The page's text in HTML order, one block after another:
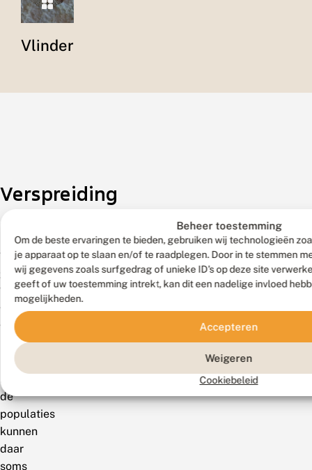
Beheer toestemming
Om de beste ervaringen te bieden, gebruiken wij technologieën
je apparaat op te slaan en/of te raadplegen. Door in te stemmen
wij gegevens zoals surfgedrag of unieke ID's op deze site
geeft of uw toestemming intrekt, kan dit een nadelige invloed
mogelijkheden.
Accepteren
Weigeren
Cookiebeleid
Vlinder
Verspreiding
Vrij
zeldzaam.
Wordt
vooral
waargenomen
Zuid-
de
populaties
kunnen
daar
soms